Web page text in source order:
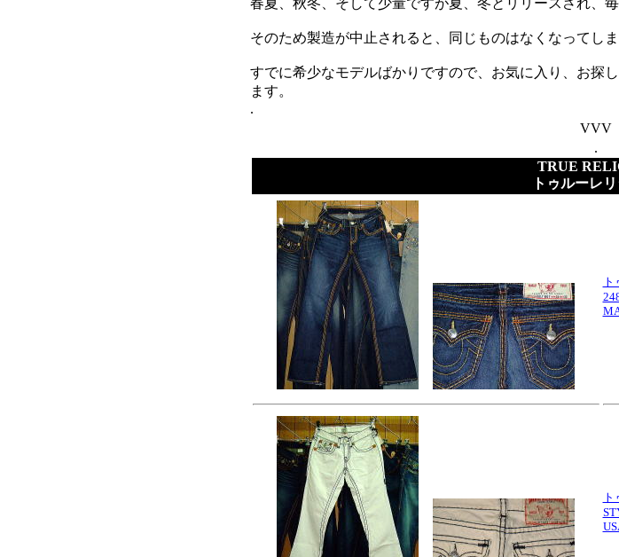
春夏、秋冬、そして少量ですが夏、冬とリリースされ、
そのため製造が中止されると、同じものはなくなってしま
すでに希少なモデルばかりですので、お気に入り、お探
ます。
.
VVV
.
TRUE
トゥルーレ